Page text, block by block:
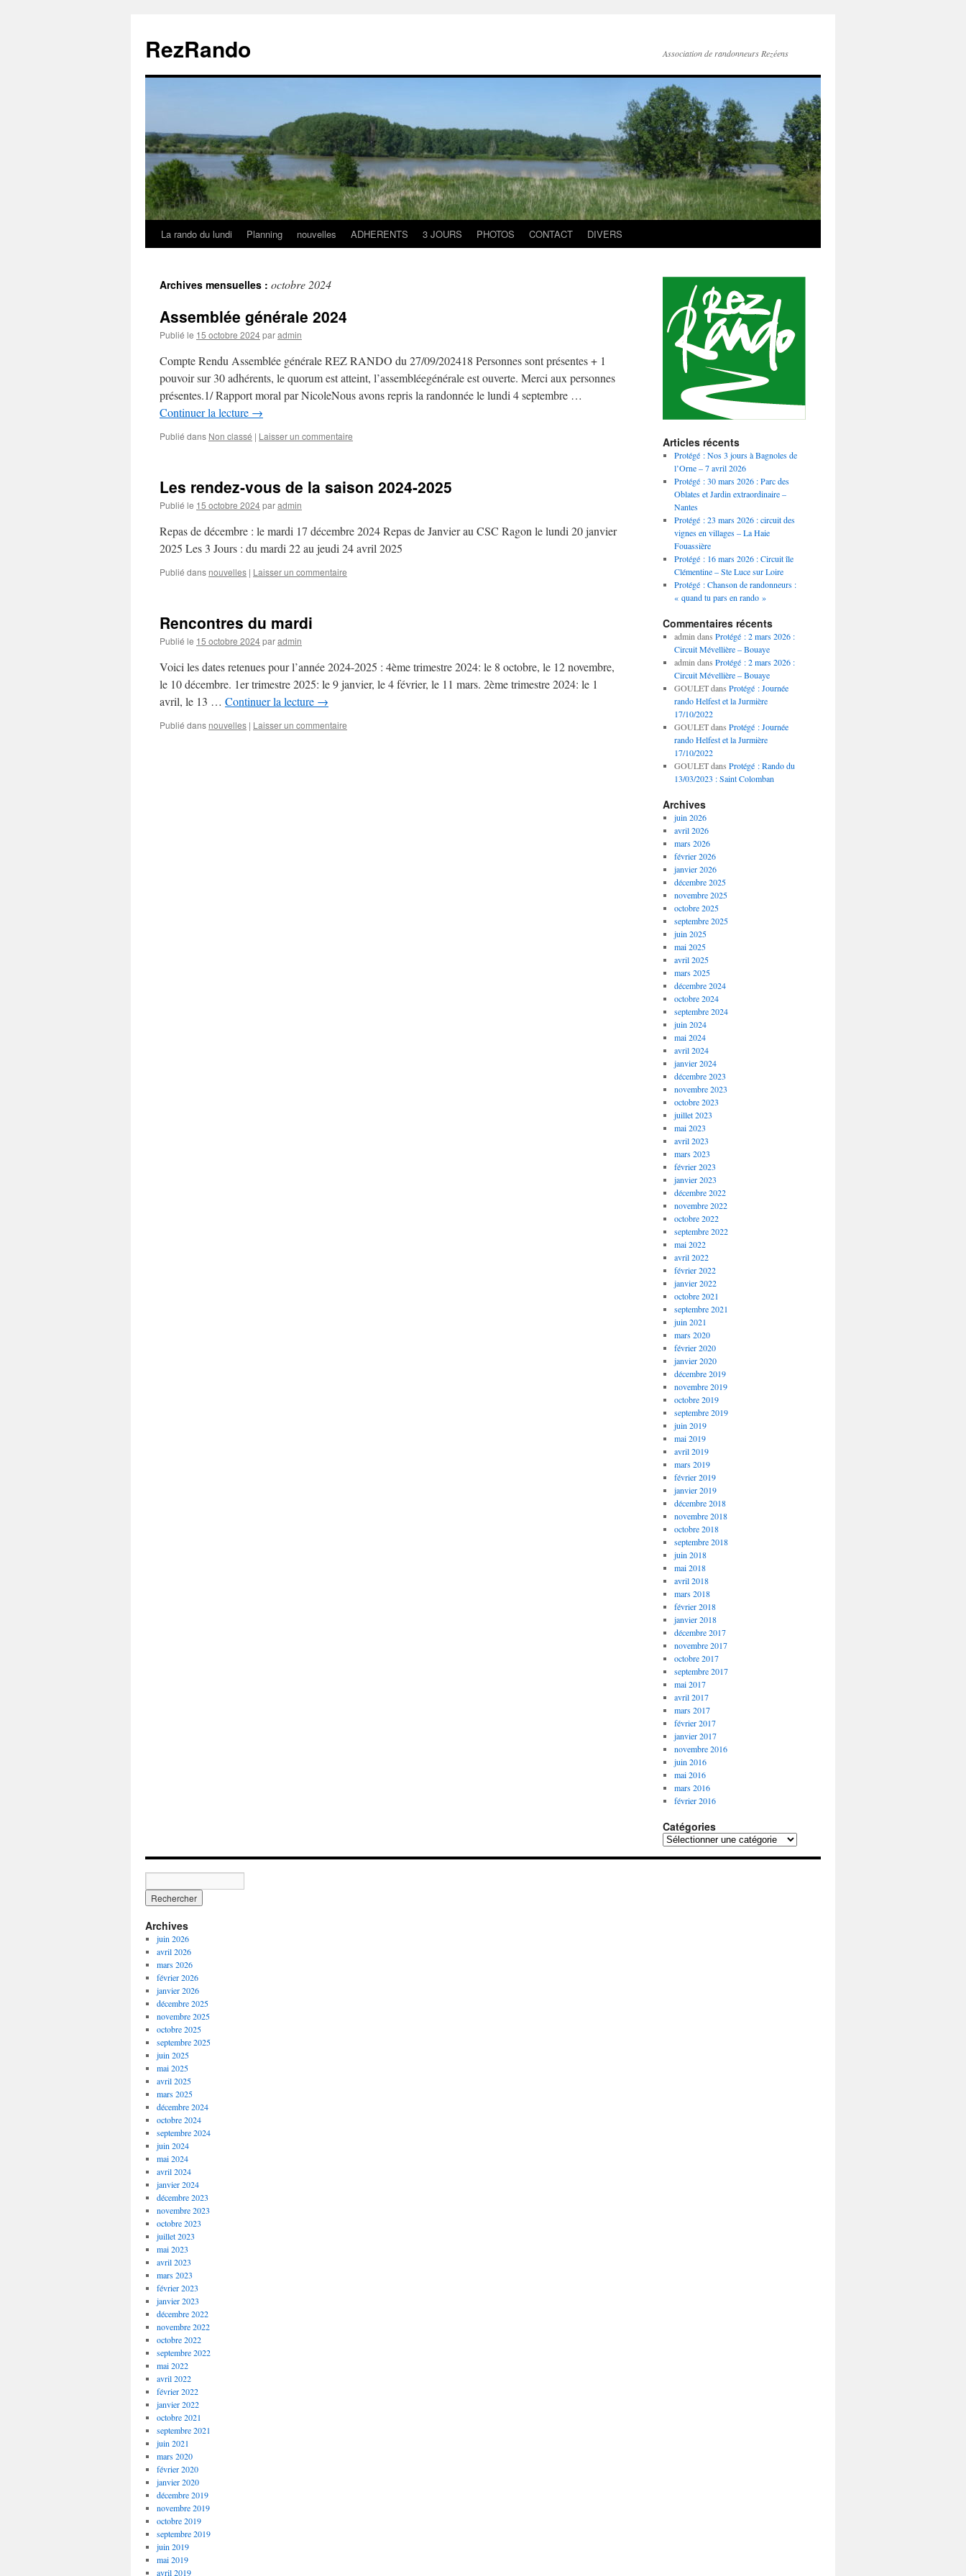
contenu
RezRando Association de randonneurs Rezéens
La rando du lundi Planning nouvelles ADHERENTS 3 JOURS PHOTOS CONTACT DIVERS
Archives mensuelles : octobre 2024
Assemblée générale 2024
Publié le 15 octobre 2024paradmin
Compte Rendu Assemblée générale REZ RANDO du 27/09/202418 Personnes sont présentes + 1
pouvoir sur 30 adhérents, le quorum est atteint, l’assembléegénérale est ouverte. Merci aux personnes
présentes.1/ Rapport moral par NicoleNous avons repris la randonnée le lundi 4 septembre …
Continuer la lecture →
Publié dans Non classé | Laisser un commentaire
Les rendez-vous de la saison 2024-2025
Publié le 15 octobre 2024paradmin
Repas de décembre : le mardi 17 décembre 2024 Repas de Janvier au CSC Ragon le lundi 20 janvier
2025 Les 3 Jours : du mardi 22 au jeudi 24 avril 2025
Publié dans nouvelles | Laisser un commentaire
Rencontres du mardi
Publié le 15 octobre 2024paradmin
Voici les dates retenues pour l’année 2024-2025 : 4ème trimestre 2024: le 8 octobre, le 12 novembre,
le 10 décembre. 1er trimestre 2025: le 9 janvier, le 4 février, le 11 mars. 2ème trimestre 2024: le 1
avril, le 13 … Continuer la lecture →
Publié dans nouvelles | Laisser un commentaire
Articles récents
Protégé : Nos 3 jours à Bagnoles de
l’Orne – 7 avril 2026
Protégé : 30 mars 2026 : Parc des
Oblates et Jardin extraordinaire –
Nantes
Protégé : 23 mars 2026 : circuit des
vignes en villages – La Haie
Fouassière
Protégé : 16 mars 2026 : Circuit île
Clémentine – Ste Luce sur Loire
Protégé : Chanson de randonneurs :
« quand tu pars en rando »
Commentaires récents
admin dans Protégé : 2 mars 2026 :
Circuit Mévellière – Bouaye
admin dans Protégé : 2 mars 2026 :
Circuit Mévellière – Bouaye
GOULETdans Protégé : Journée
rando Helfest et la Jurmière
17/10/2022
GOULETdans Protégé : Journée
rando Helfest et la Jurmière
17/10/2022
GOULETdans Protégé : Rando du
13/03/2023 : Saint Colomban
Archives
juin 2026
avril 2026
mars 2026
février 2026
janvier 2026
décembre 2025
novembre 2025
octobre 2025
septembre 2025
juin 2025
mai 2025
avril 2025
mars 2025
décembre 2024
octobre 2024
septembre 2024
juin 2024
mai 2024
avril 2024
janvier 2024
décembre 2023
novembre 2023
octobre 2023
juillet 2023
mai 2023
avril 2023
mars 2023
février 2023
janvier 2023
décembre 2022
novembre 2022
octobre 2022
septembre 2022
mai 2022
avril 2022
février 2022
janvier 2022
octobre 2021
septembre 2021
juin 2021
mars 2020
février 2020
janvier 2020
décembre 2019
novembre 2019
octobre 2019
septembre 2019
juin 2019
mai 2019
avril 2019
mars 2019
février 2019
janvier 2019
décembre 2018
novembre 2018
octobre 2018
septembre 2018
juin 2018
mai 2018
avril 2018
mars 2018
février 2018
janvier 2018
décembre 2017
novembre 2017
octobre 2017
septembre 2017
mai 2017
avril 2017
mars 2017
février 2017
janvier 2017
novembre 2016
juin 2016
mai 2016
mars 2016
février 2016
Catégories
Catégories
Archives
juin 2026
avril 2026
mars 2026
février 2026
janvier 2026
décembre 2025
novembre 2025
octobre 2025
septembre 2025
juin 2025
mai 2025
avril 2025
mars 2025
décembre 2024
octobre 2024
septembre 2024
juin 2024
mai 2024
avril 2024
janvier 2024
décembre 2023
novembre 2023
octobre 2023
juillet 2023
mai 2023
avril 2023
mars 2023
février 2023
janvier 2023
décembre 2022
novembre 2022
octobre 2022
septembre 2022
mai 2022
avril 2022
février 2022
janvier 2022
octobre 2021
septembre 2021
juin 2021
mars 2020
février 2020
janvier 2020
décembre 2019
novembre 2019
octobre 2019
septembre 2019
juin 2019
mai 2019
avril 2019